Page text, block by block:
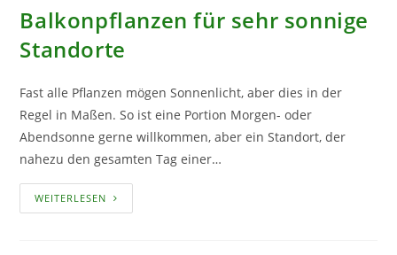
Balkonpflanzen für sehr sonnige
Standorte
Fast alle Pflanzen mögen Sonnenlicht, aber dies in der
Regel in Maßen. So ist eine Portion Morgen- oder
Abendsonne gerne willkommen, aber ein Standort, der
nahezu den gesamten Tag einer…
WEITERLESEN BALKONPFLANZEN
FÜR